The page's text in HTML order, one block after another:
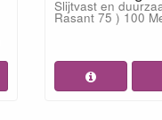
Slijtvast en
Rasant 75 ) 100